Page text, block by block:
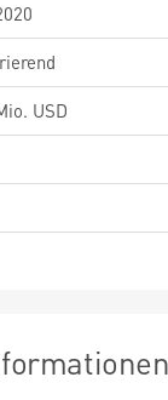
USD